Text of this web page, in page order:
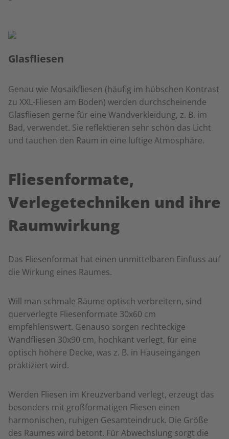
Glasfliesen
Genau wie Mosaikfliesen (häufig im hübschen Kontrast
zu XXL-Fliesen am Boden) werden durchscheinende
Glasfliesen gerne für eine Wandverkleidung, z. B. im
Bad, verwendet. Sie reflektieren sehr schön das Licht
und tauchen den Raum in eine luftige Atmosphäre.
Fliesenformate,
Verlegetechniken und ihre
Raumwirkung
Das Fliesenformat hat einen unmittelbaren Einfluss auf
die Wirkung eines Raumes.
Will man schmale Räume optisch verbreitern, sind
querverlegte Fliesenformate 30x60 cm
empfehlenswert. Genauso sorgen rechteckige
Wandfliesen 30x90 cm, hochkant verlegt, für eine
optisch höhere Decke, was z. B. in Hauseingängen
praktiziert wird.
Werden Fliesen im Kreuzverband verlegt, erzeugt das
besonders mit großformatigen Fliesen einen
harmonischen, ruhigen Gesamteindruck. Die Größe
des Raumes wird betont. Für Abwechslung sorgt die